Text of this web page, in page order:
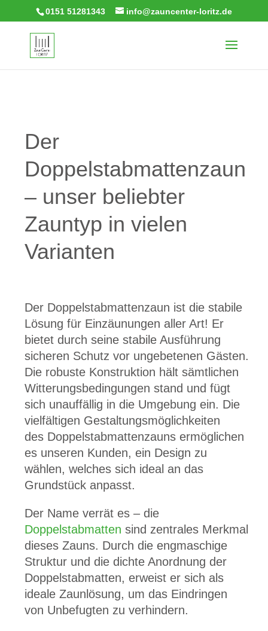
0151 51281343 info@zauncenter-loritz.de
Der
Doppelstabmattenzaun
– unser beliebter
Zauntyp in vielen
Varianten
​Der Doppelstabmattenzaun ist die stabile
Lösung für Einzäunungen aller Art! Er
bietet durch seine stabile Ausführung
sicheren Schutz vor ungebetenen Gästen.
Die robuste Konstruktion hält sämtlichen
Witterungsbedingungen stand und fügt
sich unauffällig in die Umgebung ein. Die
vielfältigen Gestaltungsmöglichkeiten
des Doppelstabmattenzauns ermöglichen
es unseren Kunden, ein Design zu
wählen, welches sich ideal an das
Grundstück anpasst.
Der Name verrät es – die
Doppelstabmatten sind zentrales Merkmal
dieses Zauns. Durch die engmaschige
Struktur und die dichte Anordnung der
Doppelstabmatten, erweist er sich als
ideale Zaunlösung, um das Eindringen
von Unbefugten zu verhindern.